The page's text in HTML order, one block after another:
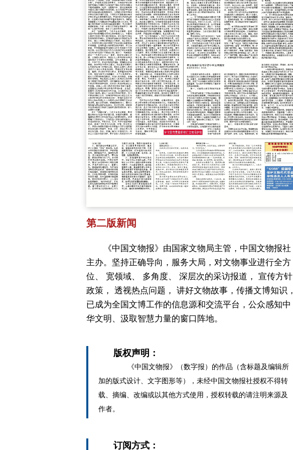
第二版新闻
《中国文物报》由国家文物局主管，中国文物报社
主办。坚持正确导向，服务大局，对文物事业进行全方
位、 宽领域、 多角度、 深层次的采访报道， 宣传方针
政策， 透视热点问题， 讲好文物故事，传播文博知识，
已成为全国文博工作的信息源和交流平台，公众感知中
华文明、汲取智慧力量的窗口阵地。
版权声明：
《中国文物报》（数字报）的作品（含标题及编辑所
加的版式设计、文字图形等），未经中国文物报社授权不得转
载、摘编、改编或以其他方式使用，授权转载的请注明来源及
作者。
订阅方式：